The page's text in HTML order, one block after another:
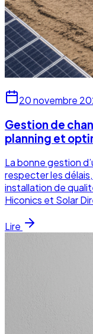
20 novembre
Gestion de
planning et
La bonne gestion
respecter les
installation de
Hiconics et Solar
Lire